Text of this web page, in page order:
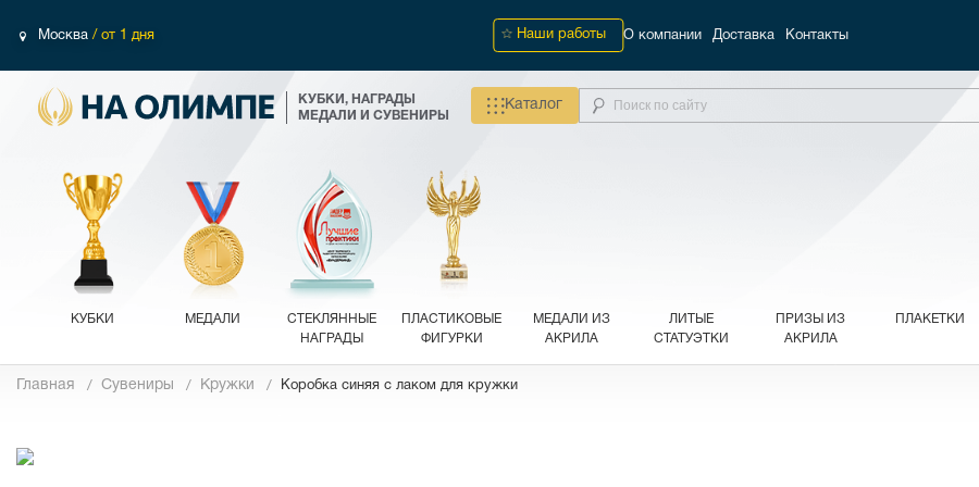
Москва / от 1 дня Наши работы О компании Доставка Контакты
КУБКИ, НАГРАДЫ
МЕДАЛИ И СУВЕНИРЫ
Каталог
КУБКИ МЕДАЛИ
СТЕКЛЯННЫЕ
НАГРАДЫ
ПЛАСТИКОВЫЕ
ФИГУРКИ
МЕДАЛИ ИЗ
АКРИЛА
ЛИТЫЕ
СТАТУЭТКИ
ПРИЗЫ ИЗ
АКРИЛА
ПЛАКЕТКИ
Главная Сувениры Кружки Коробка синяя с лаком для кружки